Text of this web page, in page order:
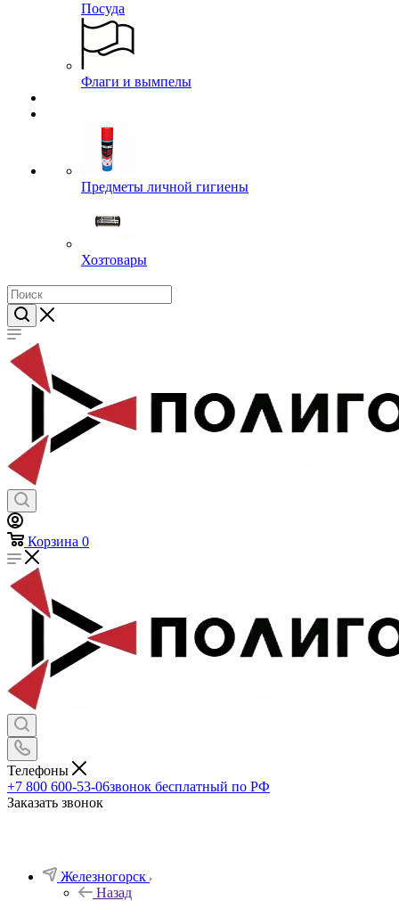
Посуда
Флаги и вымпелы
Предметы личной гигиены
Хозтовары
Корзина 0
Телефоны
+7 800 600-53-06звонок бесплатный по РФ
Заказать звонок
Железногорск
Назад